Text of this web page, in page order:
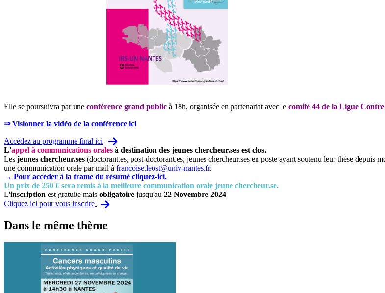
Elle se poursuivra par une conférence grand public à 18h, organisée en partenariat avec le comité 44 de la Ligue
⇒ Visionner la vidéo de la conférence ici
Accédez au programme final ici
L'appel à communications orales à destination des jeunes chercheur.ses est clos.
Les jeunes chercheur.ses (doctorant.es, post-doctorant.es, jeunes chercheur.ses en poste ayant soutenu leur thèse depuis
une communication orale par mail à francoise.leost@univ-nantes.fr.
→ Pour accéder à la trame du résumé cliquez-ici.
Un prix de 250 € sera remis à la meilleure communication orale jeune chercheur.se.
L'inscription est gratuite mais obligatoire jusqu'au 22 Novembre 2024
Cliquez ici pour vous inscrire
Dans le même thème